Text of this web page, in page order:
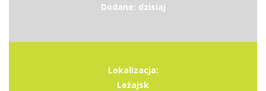
Dodane: dzisiaj
Lokalizacja:
Leżajsk